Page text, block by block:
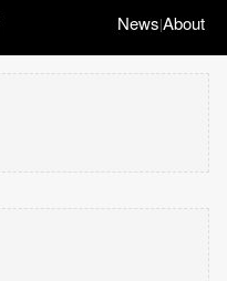
News|About